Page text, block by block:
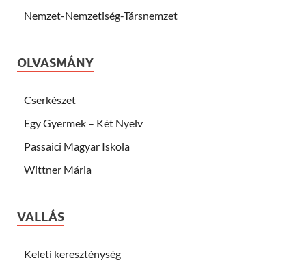
Nemzet-Nemzetiség-Társnemzet
OLVASMÁNY
Cserkészet
Egy Gyermek – Két Nyelv
Passaici Magyar Iskola
Wittner Mária
VALLÁS
Keleti kereszténység